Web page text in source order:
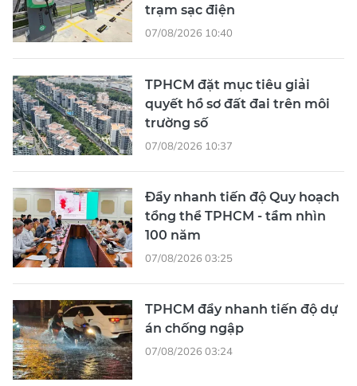
trạm sạc điện
07/08/2026 10:40
TPHCM đặt mục tiêu giải
quyết hồ sơ đất đai trên môi
trường số
07/08/2026 10:37
Đẩy nhanh tiến độ Quy hoạch
tổng thể TPHCM - tầm nhìn
100 năm
07/08/2026 03:25
TPHCM đẩy nhanh tiến độ dự
án chống ngập
07/08/2026 03:24